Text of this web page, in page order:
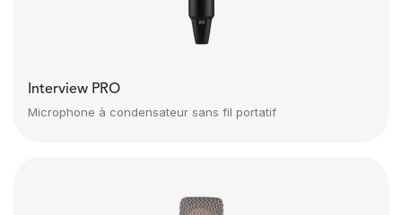
Interview PRO
Microphone à condensateur sans fil portatif